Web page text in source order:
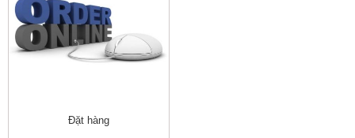
Đặt hàng